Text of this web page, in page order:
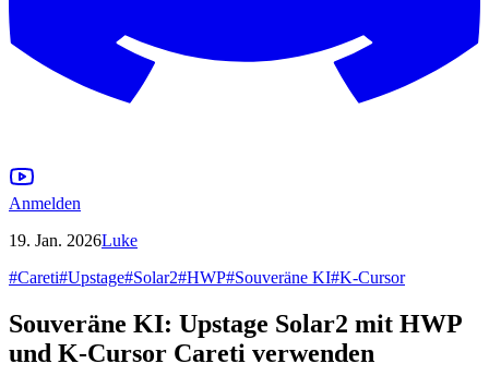
Anmelden
19. Jan. 2026Luke
#Careti#Upstage#Solar2#HWP#Souveräne KI#K-Cursor
Souveräne KI: Upstage Solar2 mit HWP
und K-Cursor Careti verwenden